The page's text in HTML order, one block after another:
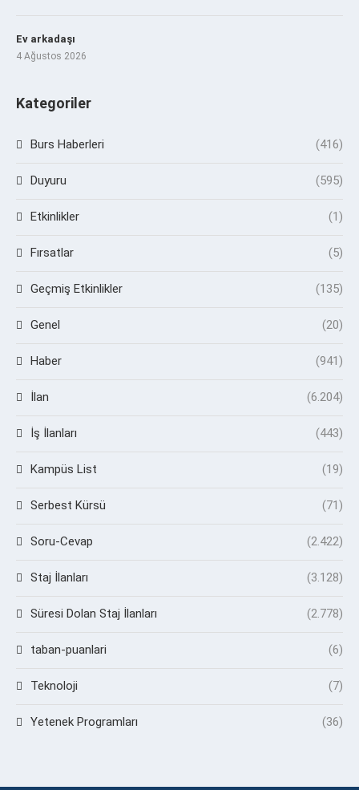
Ev arkadaşı
4 Ağustos 2026
Kategoriler
Burs Haberleri (416)
Duyuru (595)
Etkinlikler (1)
Fırsatlar (5)
Geçmiş Etkinlikler (135)
Genel (20)
Haber (941)
İlan (6.204)
İş İlanları (443)
Kampüs List (19)
Serbest Kürsü (71)
Soru-Cevap (2.422)
Staj İlanları (3.128)
Süresi Dolan Staj İlanları (2.778)
taban-puanlari (6)
Teknoloji (7)
Yetenek Programları (36)